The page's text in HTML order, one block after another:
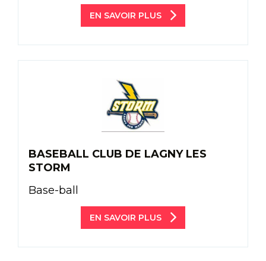
EN SAVOIR PLUS
BASEBALL CLUB DE LAGNY LES
STORM
Base-ball
EN SAVOIR PLUS